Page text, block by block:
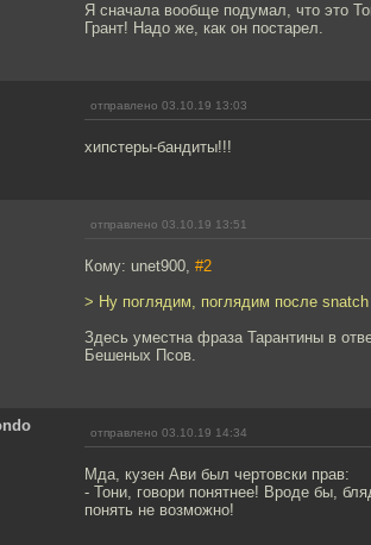
Я сначала вообще подумал, что это
Грант! Надо же, как он постарел.
отправлено 03.10.19 13:03
хипстеры-бандиты!!!
отправлено 03.10.19 13:51
Кому: unet900, #2
> Ну поглядим, поглядим после
Здесь уместна фраза Тарантины в
Бешеных Псов.
отправлено 03.10.19 14:34
Мда, кузен Ави был чертовски прав:
- Тони, говори понятнее! Вроде бы,
понять не возможно!